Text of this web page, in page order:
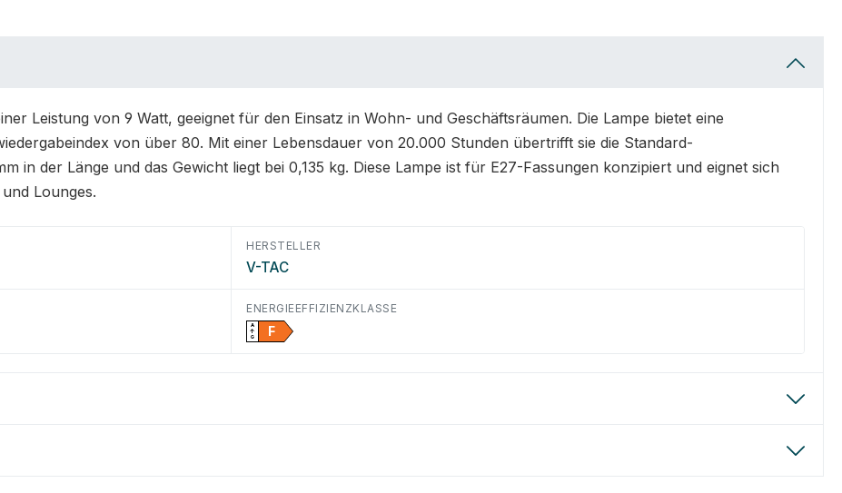
Leistung von 9 Watt, geeignet für den Einsatz in Wohn- und Geschäftsräumen. Die Lampe bietet eine
von über 80. Mit einer Lebensdauer von 20.000 Stunden übertrifft sie die Standard-
in der Länge und das Gewicht liegt bei 0,135 kg. Diese Lampe ist für E27-Fassungen konzipiert und eignet sich
Lounges.
HERSTELLER
V-TAC
ENERGIEEFFIZIENZKLASSE
A
↑
G F